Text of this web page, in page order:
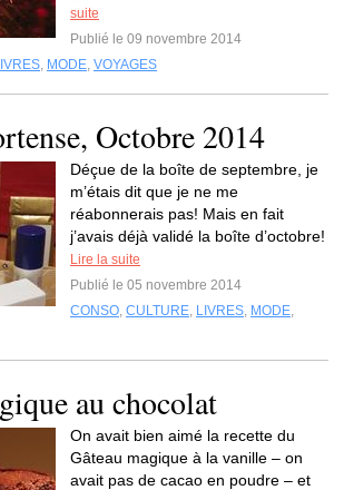
suite
Publié le 09 novembre 2014
, MODE, VOYAGES
Octobre 2014
Déçue de la boîte de septembre, je
m’étais dit que je ne me
réabonnerais pas! Mais en fait
j’avais déjà validé la boîte d’octobre!
Lire la suite
Publié le 05 novembre 2014
CONSO, CULTURE, LIVRES, MODE,
au chocolat
On avait bien aimé la recette du
Gâteau magique à la vanille – on
avait pas de cacao en poudre – et